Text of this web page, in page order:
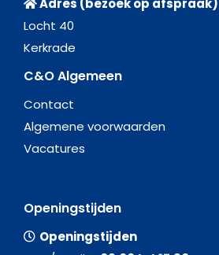
Adres (bezoek op afspraak)
Locht 40
Kerkrade
C&O Algemeen
Contact
Algemene voorwaarden
Vacatures
Openingstijden
Openingstijden